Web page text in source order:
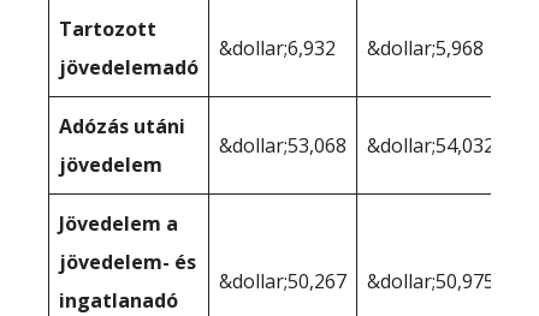
Tartozott
jövedelemadó
&dollar;6,932 &dollar;5,968
Adózás utáni
jövedelem
&dollar;53,068 &dollar;54,032
Jövedelem a
jövedelem- és
ingatlanadó
&dollar;50,267 &dollar;50,975